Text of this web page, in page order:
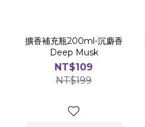
擴香補充瓶200ml-沉麝香
Deep Musk
NT$109
NT$199